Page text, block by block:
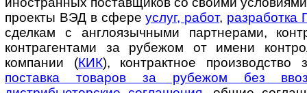
проекты ВЭД в сфереуслуг, работ, разработка
сделкам с англоязычными партнерами,
контрагентами за рубежом от имени
компании (КИК), контрактное
поставка товаров за рубежом без